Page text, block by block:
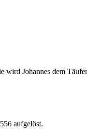
wird Johannes dem
aufgelöst.